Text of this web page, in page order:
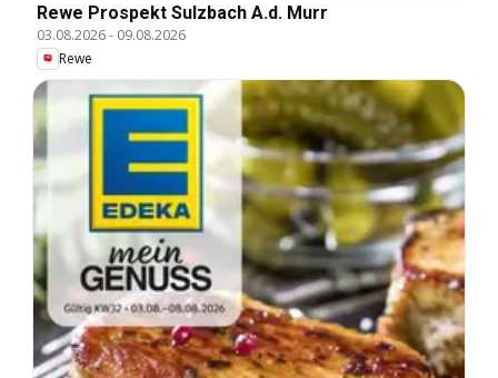
Rewe Prospekt Sulzbach A.d. Murr
03.08.2026- 09.08.2026
Rewe